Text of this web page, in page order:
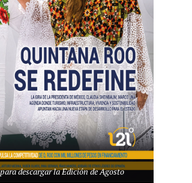
Promoción turística con visión
1 abril, 2026
Industria global en
reconfiguración
descargar la Edición de Agosto